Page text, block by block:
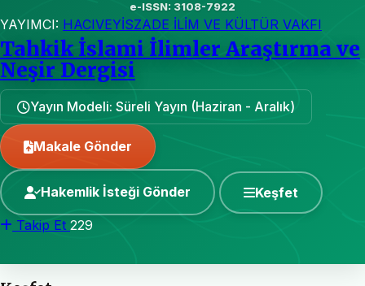
e-ISSN: 3108-7922
YAYIMCI: HACIVEYİSZADE İLİM VE KÜLTÜR VAKFI
Tahkik İslami İlimler Araştırma ve
Neşir Dergisi
Yayın Modeli: Süreli Yayın (Haziran - Aralık)
Makale Gönder
Hakemlik İsteği Gönder Keşfet
Takip Et 229